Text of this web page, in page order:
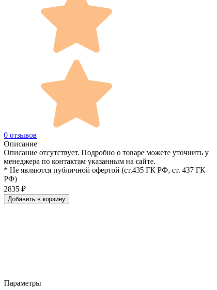
0 отзывов
Описание
Описание отсутствует. Подробно о товаре можете уточнить у
менеджера по контактам указанным на сайте.
* Не являются публичной офертой (ст.435 ГК РФ, cт. 437 ГК
РФ)
2835 ₽
Добавить в корзину
Параметры